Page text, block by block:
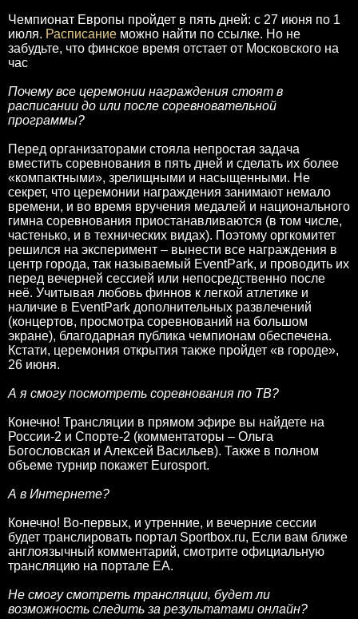
Чемпионат Европы пройдет в пять дней: с 27 июня по 1
июля. Расписание можно найти по ссылке. Но не
забудьте, что финское время отстает от Московского на
час
Почему все церемонии награждения стоят в
расписании до или после соревновательной
программы?
Перед организаторами стояла непростая задача
вместить соревнования в пять дней и сделать их более
«компактными», зрелищными и насыщенными. Не
секрет, что церемонии награждения занимают немало
времени, и во время вручения медалей и национального
гимна соревнования приостанавливаются (в том числе,
частенько, и в технических видах). Поэтому оргкомитет
решился на эксперимент – вынести все награждения в
центр города, так называемый EventPark, и проводить их
перед вечерней сессией или непосредственно после
неё. Учитывая любовь финнов к легкой атлетике и
наличие в EventPark дополнительных развлечений
(концертов, просмотра соревнований на большом
экране), благодарная публика чемпионам обеспечена.
Кстати, церемония открытия также пройдет «в городе»,
26 июня.
А я смогу посмотреть соревнования по ТВ?
Конечно! Трансляции в прямом эфире вы найдете на
России-2 и Спорте-2 (комментаторы – Ольга
Богословская и Алексей Васильев). Также в полном
объеме турнир покажет Eurosport.
А в Интернете?
Конечно! Во-первых, и утренние, и вечерние сессии
будет транслировать портал Sportbox.ru, Если вам ближе
англоязычный комментарий, смотрите официальную
трансляцию на портале ЕА.
Не смогу смотреть трансляции, будет ли
возможность следить за результатами онлайн?